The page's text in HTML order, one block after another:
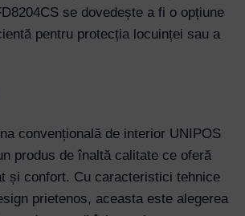
se dovedește a fi o opțiune
pentru protecția locuinței sau a
convențională de interior UNIPOS
produs de înaltă calitate ce oferă
și confort. Cu caracteristici tehnice
prietenos, aceasta este alegerea